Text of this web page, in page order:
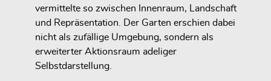
vermittelte so zwischen Innenraum, Landschaft
und Repräsentation. Der Garten erschien dabei
nicht als zufällige Umgebung, sondern als
erweiterter Aktionsraum adeliger
Selbstdarstellung.